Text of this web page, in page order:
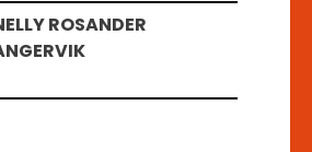
ROSANDER